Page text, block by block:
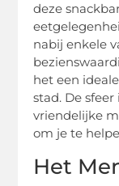
deze
nabij enkele
het een
stad. De
vriendelijke
om je te
Het